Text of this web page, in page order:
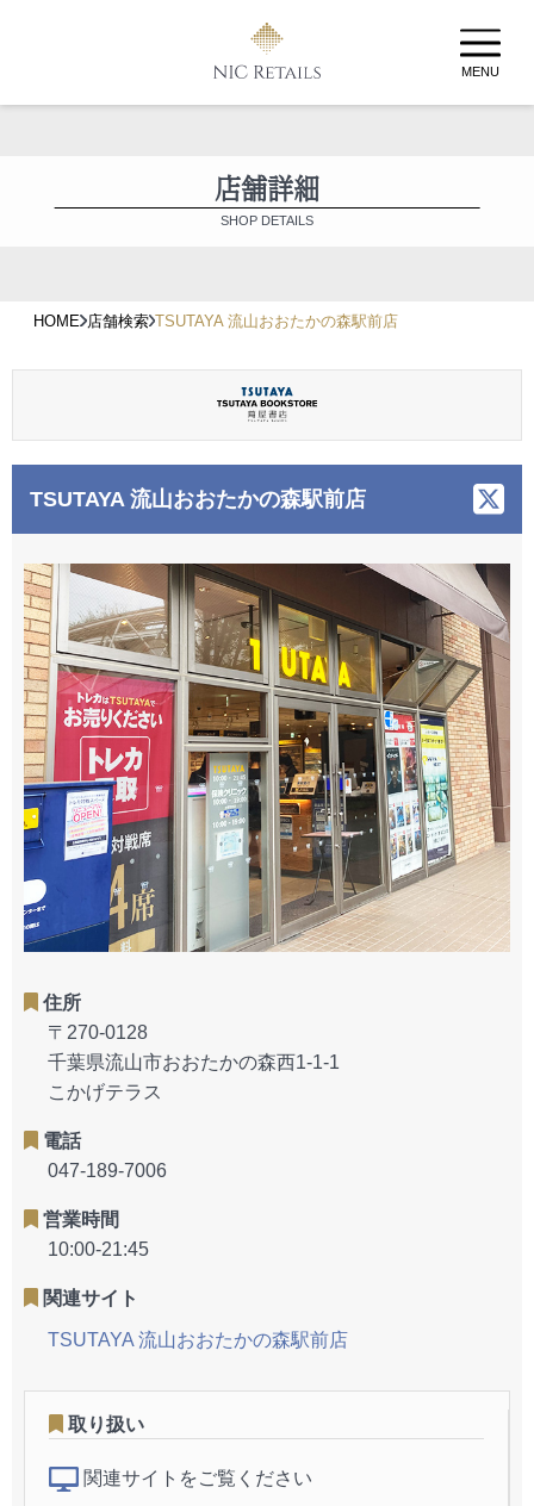
MENU
店舗詳細
SHOP DETAILS
HOME 店舗検索 TSUTAYA 流山おおたかの森駅前店
TSUTAYA 流山おおたかの森駅前店
住所
〒270-0128
千葉県流山市おおたかの森西1-1-1
こかげテラス
電話
047-189-7006
営業時間
10:00-21:45
関連サイト
TSUTAYA 流山おおたかの森駅前店
取り扱い
関連サイトをご覧ください